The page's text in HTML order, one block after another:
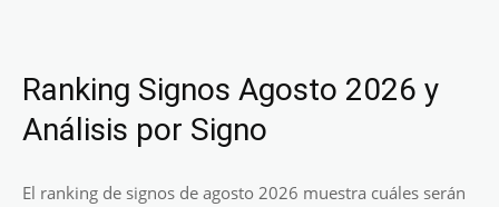
Ranking Signos Agosto 2026 y
Análisis por Signo
El ranking de signos de agosto 2026 muestra cuáles serán